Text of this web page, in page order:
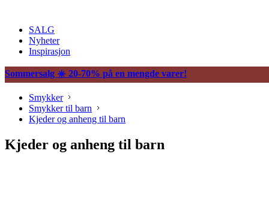
SALG
Nyheter
Inspirasjon
Sommersalg ☀️ 20-70% på en mengde varer!
Smykker
Smykker til barn
Kjeder og anheng til barn
Kjeder og anheng til barn